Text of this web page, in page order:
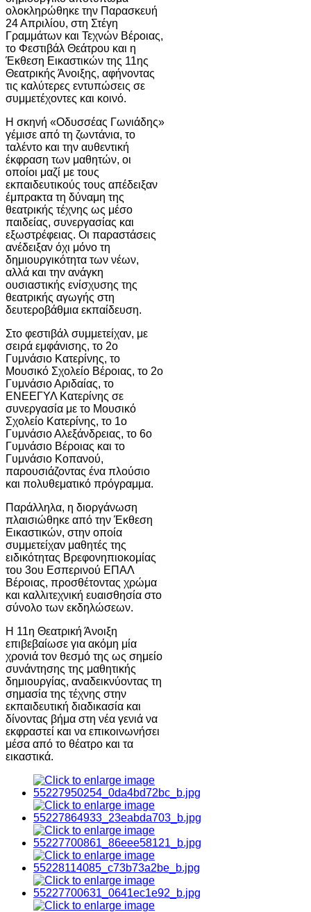
ολοκληρώθηκε την Παρασκευή
24 Απριλίου, στη Στέγη
Γραμμάτων και Τεχνών Βέροιας,
το Φεστιβάλ Θεάτρου και η
Έκθεση Εικαστικών της 11ης
Θεατρικής Άνοιξης, αφήνοντας
τις καλύτερες εντυπώσεις σε
συμμετέχοντες και κοινό.
Η σκηνή «Οδυσσέας Γωνιάδης»
γέμισε από τη ζωντάνια, το
ταλέντο και την αυθεντική
έκφραση των μαθητών, οι
οποίοι μαζί με τους
εκπαιδευτικούς τους απέδειξαν
έμπρακτα τη δύναμη της
θεατρικής τέχνης ως μέσο
παιδείας, συνεργασίας και
εξωστρέφειας. Οι παραστάσεις
ανέδειξαν όχι μόνο τη
δημιουργικότητα των νέων,
αλλά και την ανάγκη
ουσιαστικής ενίσχυσης της
θεατρικής αγωγής στη
δευτεροβάθμια εκπαίδευση.
Στο φεστιβάλ συμμετείχαν, με
σειρά εμφάνισης, το 2ο
Γυμνάσιο Κατερίνης, το
Μουσικό Σχολείο Βέροιας, το 2ο
Γυμνάσιο Αριδαίας, το
ΕΝΕΕΓΥΛ Κατερίνης σε
συνεργασία με το Μουσικό
Σχολείο Κατερίνης, το 1ο
Γυμνάσιο Αλεξάνδρειας, το 6ο
Γυμνάσιο Βέροιας και το
Γυμνάσιο Κοπανού,
παρουσιάζοντας ένα πλούσιο
και πολυθεματικό πρόγραμμα.
Παράλληλα, η διοργάνωση
πλαισιώθηκε από την Έκθεση
Εικαστικών, στην οποία
συμμετείχαν μαθητές της
ειδικότητας Βρεφονηπιοκομίας
του 3ου Εσπερινού ΕΠΑΛ
Βέροιας, προσθέτοντας χρώμα
και καλλιτεχνική ευαισθησία στο
σύνολο των εκδηλώσεων.
Η 11η Θεατρική Άνοιξη
επιβεβαίωσε για ακόμη μία
χρονιά τον θεσμό της ως σημείο
συνάντησης της μαθητικής
δημιουργίας, αναδεικνύοντας τη
σημασία της τέχνης στην
εκπαιδευτική διαδικασία και
δίνοντας βήμα στη νέα γενιά να
εκφραστεί και να επικοινωνήσει
μέσα από το θέατρο και τα
εικαστικά.